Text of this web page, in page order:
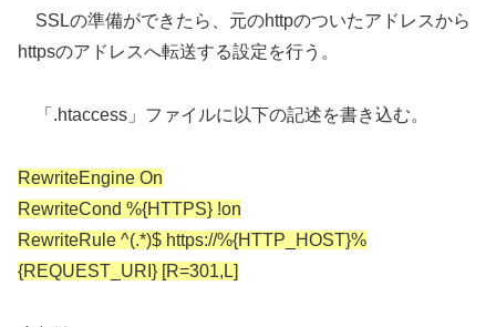
SSLの準備ができたら、元のhttpのついたアドレスから
httpsのアドレスへ転送する設定を行う。
「.htaccess」ファイルに以下の記述を書き込む。
RewriteEngine On
RewriteCond %{HTTPS} !on
RewriteRule ^(.*)$ https://%{HTTP_HOST}%
{REQUEST_URI} [R=301,L]